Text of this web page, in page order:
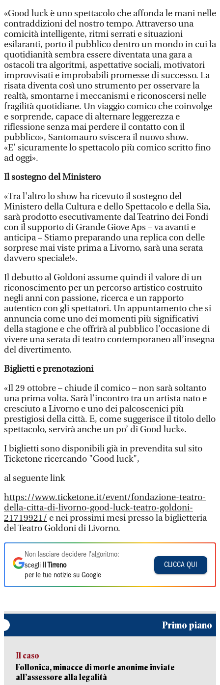
«Good luck è uno spettacolo che affonda le mani nelle
contraddizioni del nostro tempo. Attraverso una
comicità intelligente, ritmi serrati e situazioni
esilaranti, porto il pubblico dentro un mondo in cui la
quotidianità sembra essere diventata una gara a
ostacoli tra algoritmi, aspettative sociali, motivatori
improvvisati e improbabili promesse di successo. La
risata diventa così uno strumento per osservare la
realtà, smontarne i meccanismi e riconoscersi nelle
fragilità quotidiane. Un viaggio comico che coinvolge
e sorprende, capace di alternare leggerezza e
riflessione senza mai perdere il contatto con il
pubblico», Santomauro sviscera il nuovo show.
«E’ sicuramente lo spettacolo più comico scritto fino
ad oggi».
Il sostegno del Ministero
«Tra l'altro lo show ha ricevuto il sostegno del
Ministero della Cultura e dello Spettacolo e della Sia,
sarà prodotto esecutivamente dal Teatrino dei Fondi
con il supporto di Grande Giove Aps – va avanti e
anticipa – Stiamo preparando una replica con delle
sorprese mai viste prima a Livorno, sarà una serata
davvero speciale!».
Il debutto al Goldoni assume quindi il valore di un
riconoscimento per un percorso artistico costruito
negli anni con passione, ricerca e un rapporto
autentico con gli spettatori. Un appuntamento che si
annuncia come uno dei momenti più significativi
della stagione e che offrirà al pubblico l’occasione di
vivere una serata di teatro contemporaneo all’insegna
del divertimento.
Biglietti e prenotazioni
«Il 29 ottobre – chiude il comico – non sarà soltanto
una prima volta. Sarà l’incontro tra un artista nato e
cresciuto a Livorno e uno dei palcoscenici più
prestigiosi della città. E, come suggerisce il titolo dello
spettacolo, servirà anche un po’ di Good luck».
I biglietti sono disponibili già in prevendita sul sito
Ticketone ricercando "Good luck",
al seguente link
https://www.ticketone.it/event/fondazione-teatro-
della-citta-di-livorno-good-luck-teatro-goldoni-
21719921/ e nei prossimi mesi presso la biglietteria
del Teatro Goldoni di Livorno.
Non lasciare decidere l'algoritmo:
scegli
Il Tirreno
per le tue notizie su Google
CLICCA QUI
Primo piano
Il caso
Follonica, minacce di morte anonime inviate
all’assessore alla legalità